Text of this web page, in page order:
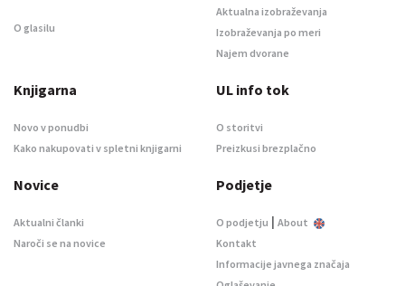
O glasilu
Aktualna izobraževanja
Izobraževanja po meri
Najem dvorane
Knjigarna
Novo v ponudbi
Kako nakupovati v spletni knjigarni
UL info tok
O storitvi
Preizkusi brezplačno
Novice
Aktualni članki
Naroči se na novice
Podjetje
O podjetju | About
Kontakt
Informacije javnega značaja